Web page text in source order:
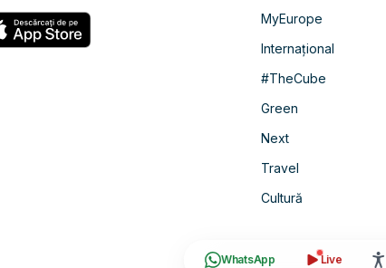
WhatsApp Live
MyEurope
Internațional
#TheCube
Green
Next
Travel
Cultură